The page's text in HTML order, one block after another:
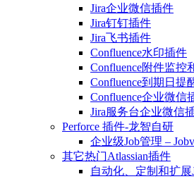
Jira企业微信插件
Jira钉钉插件
Jira飞书插件
Confluence水印插件
Confluence附件监控
Confluence到期日提
Confluence企业微信
Jira服务台企业微信
Perforce 插件-龙智自研
企业级Job管理 –
其它热门Atlassian插件
自动化、定制和扩展